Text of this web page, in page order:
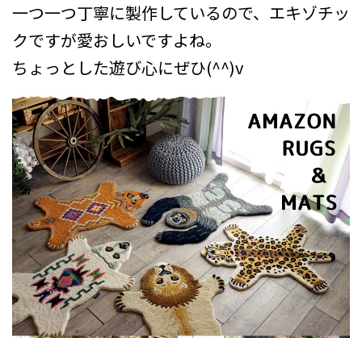
一つ一つ丁寧に製作しているので、エキゾチッ
クですが愛おしいですよね。
ちょっとした遊び心にぜひ(^^)v